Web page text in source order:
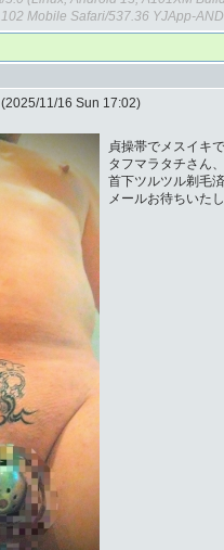
Mobile Safari/537.36 YJApp-
11/16 Sun 17:02)
貞操帯でメスイキ
タフマラタチさん
首下ツルツル剃毛
メールお待ちいた